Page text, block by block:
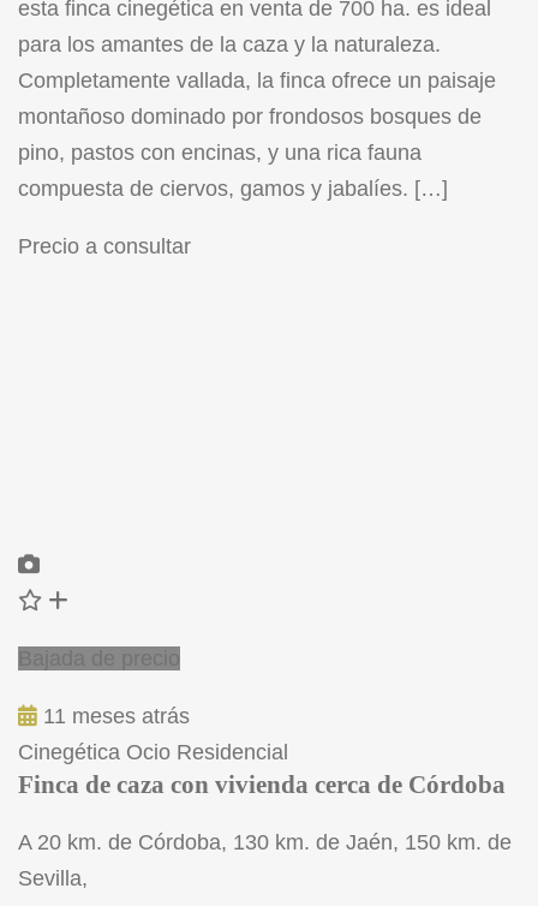
esta finca cinegética en venta de 700 ha. es ideal
para los amantes de la caza y la naturaleza.
Completamente vallada, la finca ofrece un paisaje
montañoso dominado por frondosos bosques de
pino, pastos con encinas, y una rica fauna
compuesta de ciervos, gamos y jabalíes. […]
Precio a consultar
11 meses atrás
Cinegética Ocio Residencial
Finca de caza con vivienda cerca de Córdoba
A 20 km. de Córdoba, 130 km. de Jaén, 150 km. de
Sevilla,